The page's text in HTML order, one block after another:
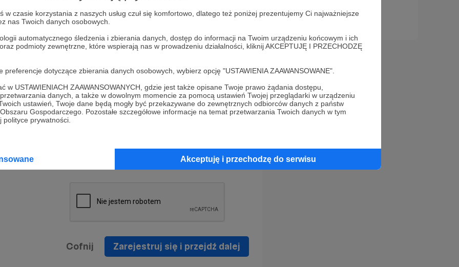
w czasie korzystania z naszych usług czuł się komfortowo, dlatego też poniżej prezentujemy Ci najważniejsze
nas Twoich danych osobowych.
automatycznego śledzenia i zbierania danych, dostęp do informacji na Twoim urządzeniu końcowym i ich
podmioty zewnętrzne, które wspierają nas w prowadzeniu działalności, kliknij AKCEPTUJĘ I PRZECHODZĘ
dotyczące zbierania danych osobowych, wybierz opcję "USTAWIENIA ZAAWANSOWANE".
w USTAWIENIACH ZAAWANSOWANYCH, gdzie jest także opisane Twoje prawo żądania dostępu,
danych, a także w dowolnym momencie za pomocą ustawień Twojej przeglądarki w urządzeniu
ustawień, Twoje dane będą mogły być przekazywane do zewnętrznych odbiorców danych z państw
Gospodarczego. Pozostałe szczegółowe informacje na temat przetwarzania Twoich danych w tym
prywatności.
Akceptuję i przechodzę do serwisu
i
będą
z
prawo
na
Politykę Prywatności
* Wyrażam zgodę na przetwarzanie moich danych
osobowych podanych w formularzu rejestracyjnym w celu
prawidłowego świadczenia usług serwisu Patronite.
informacji handlowych - newslettera. Opcja ta może zostać
Cofnij Zarejestruj się i przejdź dalej